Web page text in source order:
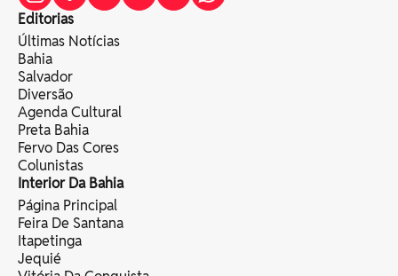
Editorias
Últimas Notícias
Bahia
Salvador
Diversão
Agenda Cultural
Preta Bahia
Fervo Das Cores
Colunistas
Interior Da Bahia
Página Principal
Feira De Santana
Itapetinga
Jequié